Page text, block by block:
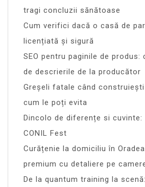
tragi concluzii sănătoase
Cum verifici dacă o casă de
licențiată și sigură
SEO pentru paginile de
de descrierile de la producător
Greșeli fatale când
cum le poți evita
Dincolo de diferențe si cuvinte:
CONIL Fest
Curățenie la domiciliu în
premium cu detaliere pe
De la quantum training la